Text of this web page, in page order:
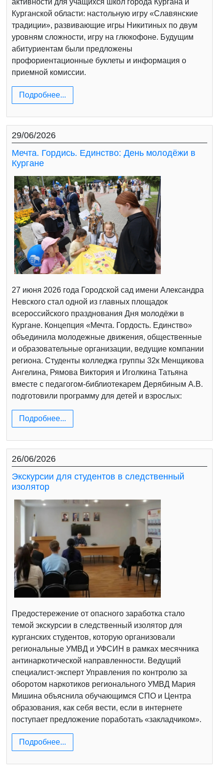
Курганской области: настольную игру «Славянские
традиции», развивающие игры Никитиных по двум
уровням сложности, игру на глюкофоне. Будущим
абитуриентам были предложены
профориентационные буклеты и информация о
приемной комиссии.
Подробнее...
29/06/2026
Мечта. Гордись. Единство: День молодёжи в
Кургане
27 июня 2026 года Городской сад имени Александра
Невского стал одной из главных площадок
всероссийского празднования Дня молодёжи в
Кургане. Концепция «Мечта. Гордость. Единство»
объединила молодежные движения, общественные
и образовательные организации, ведущие компании
региона. Студенты колледжа группы 32к Менщикова
Ангелина, Рямова Виктория и Иголкина Татьяна
вместе с педагогом-библиотекарем Дерябиным А.В.
подготовили программу для детей и взрослых:
Подробнее...
26/06/2026
Экскурсии для студентов в следственный
изолятор
Предостережение от опасного заработка стало
темой экскурсии в следственный изолятор для
курганских студентов, которую организовали
региональные УМВД и УФСИН в рамках месячника
антинаркотической направленности. Ведущий
специалист-эксперт Управления по контролю за
оборотом наркотиков регионального УМВД Мария
Мишина объяснила обучающимся СПО и Центра
образования, как себя вести, если в интернете
поступает предложение поработать «закладчиком».
Подробнее...